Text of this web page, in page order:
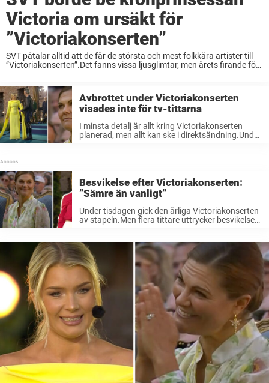
Victoria om ursäkt för
”Victoriakonserten”
SVT påtalar alltid att de får de största och mest folkkära artister till
”Victoriakonserten”.Det fanns vissa ljusglimtar, men årets firande för
Avbrottet under Victoriakonserten
visades inte för tv-tittarna
I minsta detalj är allt kring Victoriakonserten
planerad, men allt kan ske i direktsändning.Under
Besvikelse efter Victoriakonserten:
”Sämre än vanligt”
Under tisdagen gick den årliga Victoriakonserten
av stapeln.Men flera tittare uttrycker besvikelse
person på Facebook. Kronprinsessan Victoria
föddes den 14 juli 1977, och ...